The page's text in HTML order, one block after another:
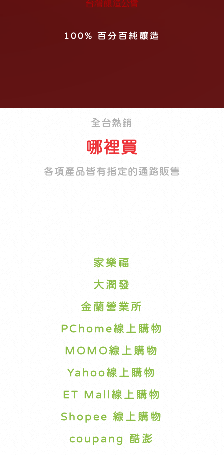
100% 百分百純釀造
全台熱銷
哪裡買
各項產品皆有指定的通路販售
家樂福
大潤發
金蘭營業所
PChome線上購物
MOMO線上購物
Yahoo線上購物
ET Mall線上購物
Shopee 線上購物
coupang 酷澎